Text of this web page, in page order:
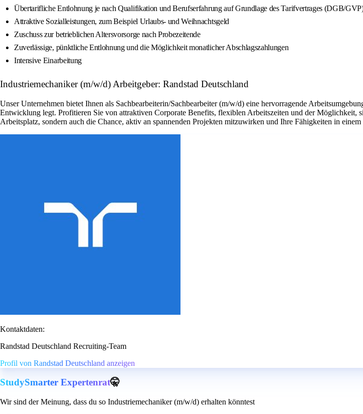
Übertarifliche Entlohnung je nach Qualifikation und Berufserfahrung auf Grundlage des Tarifvertrages (DGB/
Attraktive Sozialleistungen, zum Beispiel Urlaubs- und Weihnachtsgeld
Zuschuss zur betrieblichen Altersvorsorge nach Probezeitende
Zuverlässige, pünktliche Entlohnung und die Möglichkeit monatlicher Abschlagszahlungen
Intensive Einarbeitung
Industriemechaniker (m/w/d) Arbeitgeber: Randstad Deutschland
Unser Unternehmen bietet Ihnen als Sachbearbeiterin/Sachbearbeiter (m/w/d) eine hervorragende
Entwicklung legt. Profitieren Sie von attraktiven Corporate Benefits, flexiblen Arbeitszeiten und der Möglichkeit,
Arbeitsplatz, sondern auch die Chance, aktiv an spannenden Projekten mitzuwirken und Ihre Fähigkeiten in
Kontaktdaten:
Randstad Deutschland Recruiting-Team
Profil von Randstad Deutschland anzeigen
StudySmarter Expertenrat🤫
Wir sind der Meinung, dass du so Industriemechaniker (m/w/d) erhalten könntest